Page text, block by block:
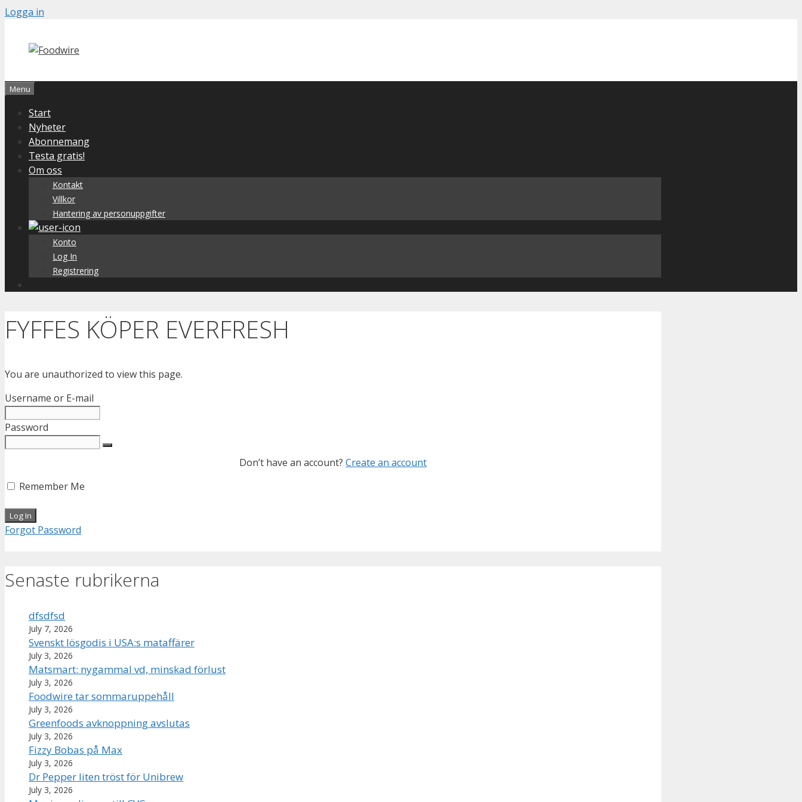
Skip
content
Logga in
Menu
Start
Nyheter
Abonnemang
Testa gratis!
Om oss
Kontakt
Villkor
Hantering av personuppgifter
Konto
Log In
Registrering
FYFFES KÖPER EVERFRESH
You are unauthorized to view this page.
Username or E-mail
Password
Don’t have an account? Create an account
Remember Me
Forgot Password
Senaste rubrikerna
dfsdfsd
July 7, 2026
Svenskt lösgodis i USA:s mataffärer
July 3, 2026
Matsmart: nygammal vd, minskad förlust
July 3, 2026
Foodwire tar sommaruppehåll
July 3, 2026
Greenfoods avknoppning avslutas
July 3, 2026
Fizzy Bobas på Max
July 3, 2026
Dr Pepper liten tröst för Unibrew
July 3, 2026